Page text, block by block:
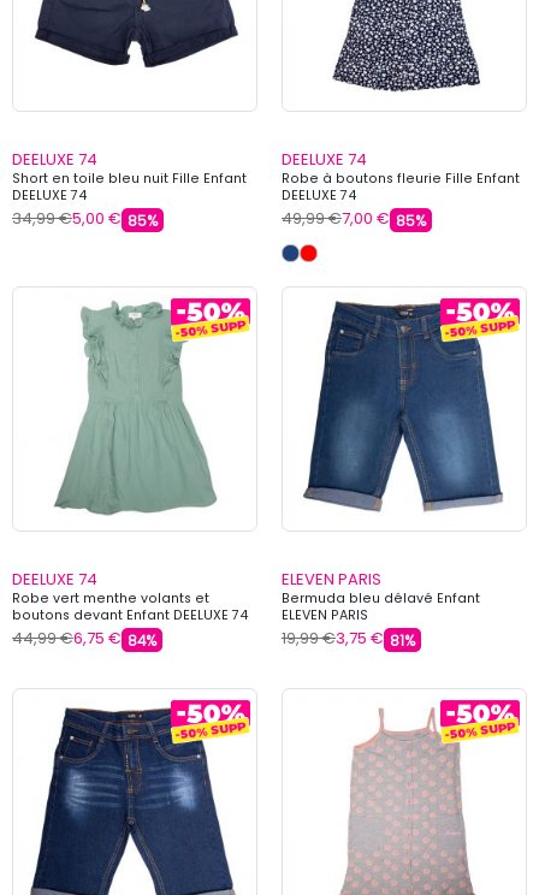
DEELUXE 74
Short en toile bleu nuit Fille Enfant
DEELUXE 74
34,99 €5,00 € 85%
DEELUXE 74
Robe à boutons fleurie Fille Enfant
DEELUXE 74
49,99 €7,00 € 85%
DEELUXE 74
Robe vert menthe volants et
boutons devant Enfant DEELUXE 74
44,99 €6,75 € 84%
ELEVEN PARIS
Bermuda bleu délavé Enfant
ELEVEN PARIS
19,99 €3,75 € 81%